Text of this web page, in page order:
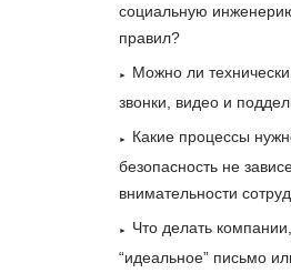
социальную
правил?
Можно ли
звонки, видео и
Какие процессы
безопасность не
внимательности
Что делать
“идеальное” письмо